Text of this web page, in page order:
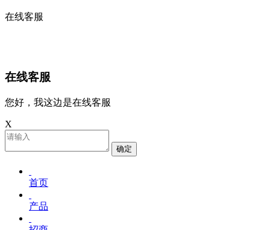
在线客服
在线客服
您好，我这边是在线客服
X
确定
首页
产品